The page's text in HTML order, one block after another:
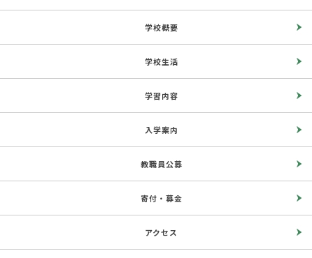
学校概要
学校生活
学習内容
入学案内
教職員公募
寄付・募金
アクセス